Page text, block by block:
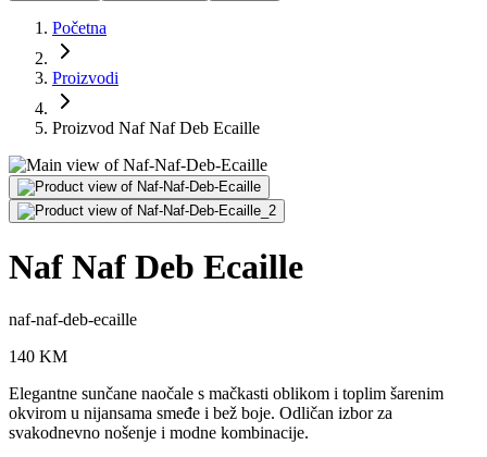
Početna
Proizvodi
Proizvod Naf Naf Deb Ecaille
Naf Naf Deb Ecaille
naf-naf-deb-ecaille
140 KM
Elegantne sunčane naočale s mačkasti oblikom i toplim šarenim
okvirom u nijansama smeđe i bež boje. Odličan izbor za
svakodnevno nošenje i modne kombinacije.